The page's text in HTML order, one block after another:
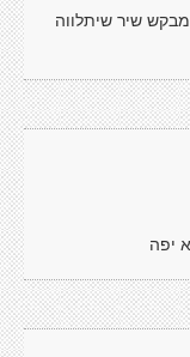
שיר שיתלווה
יפה